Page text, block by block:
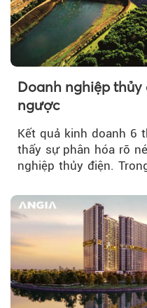
Doanh nghiệp
ngược
Kết quả kinh doanh 6
thấy sự phân hóa rõ
nghiệp thủy điện.